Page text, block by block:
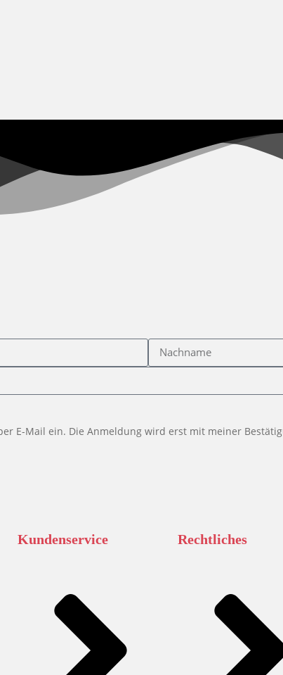
E-Mail ein. Die Anmeldung wird erst mit meiner
Kundenservice Rechtliches